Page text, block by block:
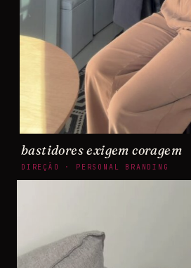
bastidores exigem coragem
DIREÇÃO · PERSONAL BRANDING